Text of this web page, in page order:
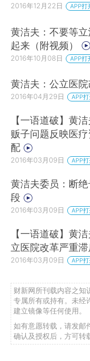
2016年12月22日 APP打
黄洁夫：不要等
起来（附视频）
2016年10月08日 APP打
黄洁夫：公立医院
2016年04月29日 APP
【一语道破】黄
贩子问题反映医
配
2016年03月09日 APP
黄洁夫委员：断
段
2016年03月09日 APP
【一语道破】黄
立医院改革严重
2016年03月09日 APP
财新网所刊载内容之知
专属所有或持有。未经
建立镜像等任何使用。
如有意愿转载，请发邮
确认及授权后，方可转